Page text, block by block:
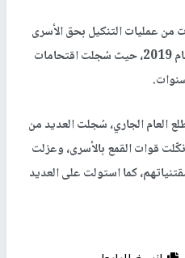
من عمليات التنكيل بحق الأسرى
خلال الاقتحامات وشهدت ذروتها عام 2019، حيث سُجلت اقتحامات
العام الجاري، سُجلت العديد من
قوات القمع بالأسرى، وعزلت
كما استولت على العديد